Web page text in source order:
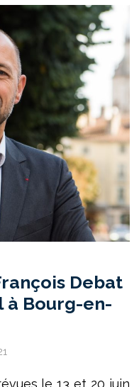
Debat
à Bourg-en-
le 13 et 20 juin